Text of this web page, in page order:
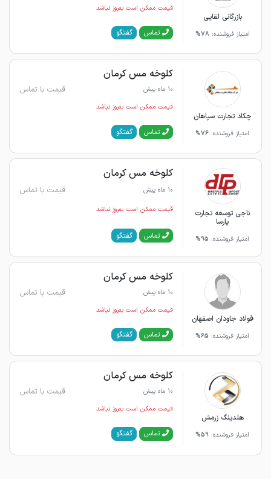
بازرگانی لقایی
امتیاز فروشنده: 78%
قیمت ممکن است به‌روز نباشد
تماس گفتگو
چکاد تجارت سپاهان
امتیاز فروشنده: 76%
کلوخه مس کرمان
10 ماه پیش قیمت با تماس
قیمت ممکن است به‌روز نباشد
تماس گفتگو
ناجی توسعه تجارت
پارسا
امتیاز فروشنده: 95%
کلوخه مس کرمان
10 ماه پیش قیمت با تماس
قیمت ممکن است به‌روز نباشد
تماس گفتگو
فولاد جاودان اصفهان
امتیاز فروشنده: 65%
کلوخه مس کرمان
10 ماه پیش قیمت با تماس
قیمت ممکن است به‌روز نباشد
تماس گفتگو
هلدینگ زرمش
امتیاز فروشنده: 59%
کلوخه مس کرمان
10 ماه پیش قیمت با تماس
قیمت ممکن است به‌روز نباشد
تماس گفتگو